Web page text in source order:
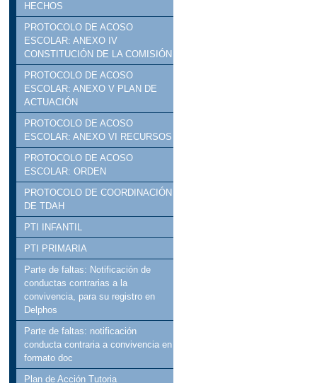
HECHOS
PROTOCOLO DE ACOSO
ESCOLAR: ANEXO IV
CONSTITUCIÓN DE LA COMISIÓN
PROTOCOLO DE ACOSO
ESCOLAR: ANEXO V PLAN DE
ACTUACIÓN
PROTOCOLO DE ACOSO
ESCOLAR: ANEXO VI RECURSOS
PROTOCOLO DE ACOSO
ESCOLAR: ORDEN
PROTOCOLO DE COORDINACIÓN
DE TDAH
PTI INFANTIL
PTI PRIMARIA
Parte de faltas: Notificación de
conductas contrarias a la
convivencia, para su registro en
Delphos
Parte de faltas: notificación
conducta contraria a convivencia en
formato doc
Plan de Acción Tutoria